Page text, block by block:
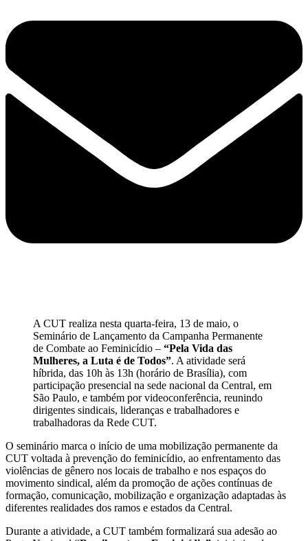
A CUT realiza nesta quarta-feira, 13 de maio, o
Seminário de Lançamento da Campanha Permanente
de Combate ao Feminicídio – “Pela Vida das
Mulheres, a Luta é de Todos”. A atividade será
híbrida, das 10h às 13h (horário de Brasília), com
participação presencial na sede nacional da Central, em
São Paulo, e também por videoconferência, reunindo
dirigentes sindicais, lideranças e trabalhadores e
trabalhadoras da Rede CUT.
O seminário marca o início de uma mobilização permanente da
CUT voltada à prevenção do feminicídio, ao enfrentamento das
violências de gênero nos locais de trabalho e nos espaços do
movimento sindical, além da promoção de ações contínuas de
formação, comunicação, mobilização e organização adaptadas às
diferentes realidades dos ramos e estados da Central.
Durante a atividade, a CUT também formalizará sua adesão ao